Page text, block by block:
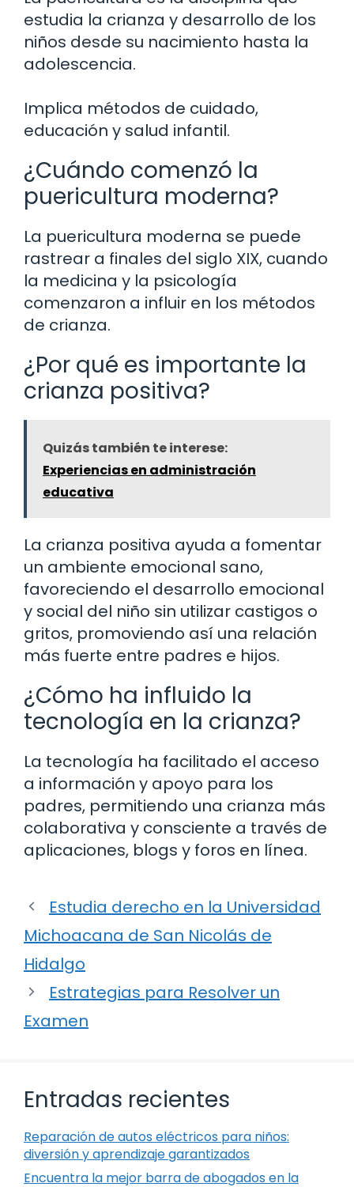
estudia la crianza y desarrollo de los
niños desde su nacimiento hasta la
adolescencia.
Implica métodos de cuidado,
educación y salud infantil.
¿Cuándo comenzó la
puericultura moderna?
La puericultura moderna se puede
rastrear a finales del siglo XIX, cuando
la medicina y la psicología
comenzaron a influir en los métodos
de crianza.
¿Por qué es importante la
crianza positiva?
Quizás también te interese:
Experiencias en administración
educativa
La crianza positiva ayuda a fomentar
un ambiente emocional sano,
favoreciendo el desarrollo emocional
y social del niño sin utilizar castigos o
gritos, promoviendo así una relación
más fuerte entre padres e hijos.
¿Cómo ha influido la
tecnología en la crianza?
La tecnología ha facilitado el acceso
a información y apoyo para los
padres, permitiendo una crianza más
colaborativa y consciente a través de
aplicaciones, blogs y foros en línea.
Estudia derecho en la Universidad
Michoacana de San Nicolás de
Hidalgo
Estrategias para Resolver un
Examen
Entradas recientes
Reparación de autos eléctricos para niños:
diversión y aprendizaje garantizados
Encuentra la mejor barra de abogados en la